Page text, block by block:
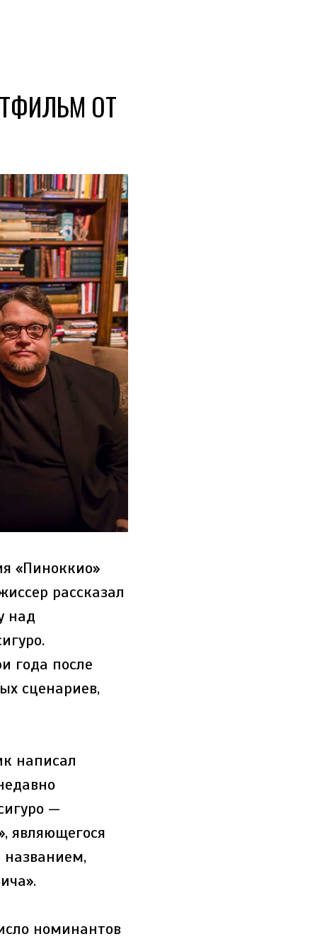
ОТ
«Пиноккио»
рассказал
над
года после
сценариев,
написал
—
являющегося
номинантов